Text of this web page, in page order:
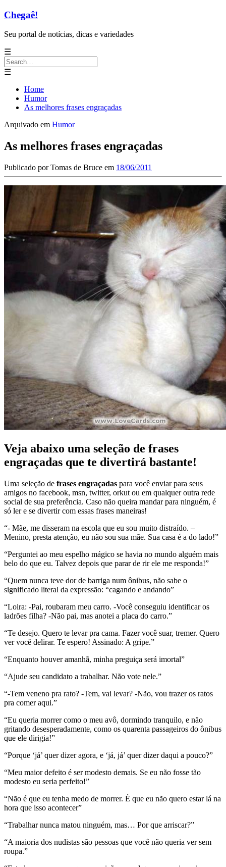
Chegaê!
Seu portal de notícias, dicas e variedades
☰
Search
for:
☰
Home
Humor
As melhores frases engraçadas
Arquivado em Humor
As melhores frases engraçadas
Publicado porTomas de Bruce em 18/06/2011
Veja abaixo uma seleção de frases
engraçadas que te divertirá bastante!
Uma seleção de frases engraçadas para você enviar para seus
amigos no facebook, msn, twitter, orkut ou em qualquer outra rede
social de sua preferência. Caso não queira mandar para ninguém, é
só ler e se divertir com essas frases maneiras!
“- Mãe, me disseram na escola que eu sou muito distraído. –
Menino, presta atenção, eu não sou sua mãe. Sua casa é a do lado!”
“Perguntei ao meu espelho mágico se havia no mundo alguém mais
belo do que eu. Talvez depois que parar de rir ele me responda!”
“Quem nunca teve dor de barriga num ônibus, não sabe o
significado literal da expressão: “cagando e andando”
“Loira: -Pai, roubaram meu carro. -Você conseguiu identificar os
ladrões filha? -Não pai, mas anotei a placa do carro.”
“Te desejo. Quero te levar pra cama. Fazer você suar, tremer. Quero
ver você delirar. Te espero! Assinado: A gripe.”
“Enquanto houver amanhã, minha preguiça será imortal”
“Ajude seu candidato a trabalhar. Não vote nele.”
“-Tem veneno pra rato? -Tem, vai levar? -Não, vou trazer os ratos
pra comer aqui.”
“Eu queria morrer como o meu avô, dormindo tranquilo, e não
gritando desesperadamente, como os quarenta passageiros do ônibus
que ele dirigia!”
“Porque ‘já’ quer dizer agora, e ‘já, já’ quer dizer daqui a pouco?”
“Meu maior defeito é ser modesto demais. Se eu não fosse tão
modesto eu seria perfeito!”
“Não é que eu tenha medo de morrer. É que eu não quero estar lá na
hora que isso acontecer”
“Trabalhar nunca matou ninguém, mas… Por que arriscar?”
“A maioria dos nudistas são pessoas que você não queria ver sem
roupa.”